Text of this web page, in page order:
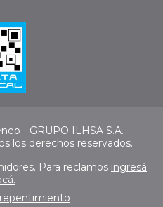
- GRUPO ILHSA S.A. -
los derechos reservados.
Para reclamos ingresá